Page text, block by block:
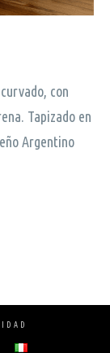
con
Tapizado en
Argentino